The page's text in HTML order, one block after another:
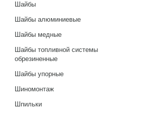
Шайбы
Шайбы алюминиевые
Шайбы медные
Шайбы топливной системы
обрезиненные
Шайбы упорные
Шиномонтаж
Шпильки